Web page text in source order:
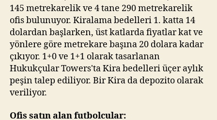
145 metrekarelik ve 4 tane 290 metrekarelik
ofis bulunuyor. Kiralama bedelleri 1. katta 14
dolardan başlarken, üst katlarda fiyatlar kat ve
yönlere göre metrekare başına 20 dolara kadar
çıkıyor. 1+0 ve 1+1 olarak tasarlanan
Hukukçular Towers'ta Kira bedelleri üçer aylık
peşin talep ediliyor. Bir Kira da depozito olarak
veriliyor.
Ofis satın alan futbolcular: